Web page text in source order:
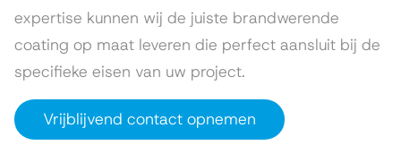
expertise kunnen wij de juiste brandwerende
coating op maat leveren die perfect aansluit bij de
specifieke eisen van uw project.
Vrijblijvend contact opnemen